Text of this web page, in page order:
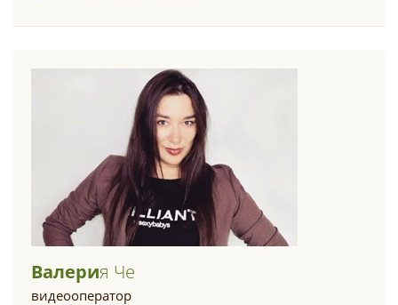
ВалериЯ Че
видеооператор